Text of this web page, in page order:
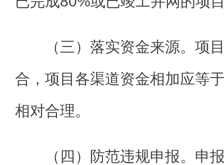
（三）落实资金来源。项
合，项目各渠道资金相加应等
相对合理。
（四）防范违规申报。申